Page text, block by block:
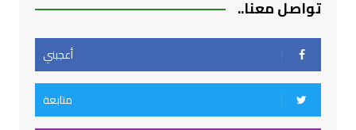
تواصل معنا..
أعجبني
متابعة